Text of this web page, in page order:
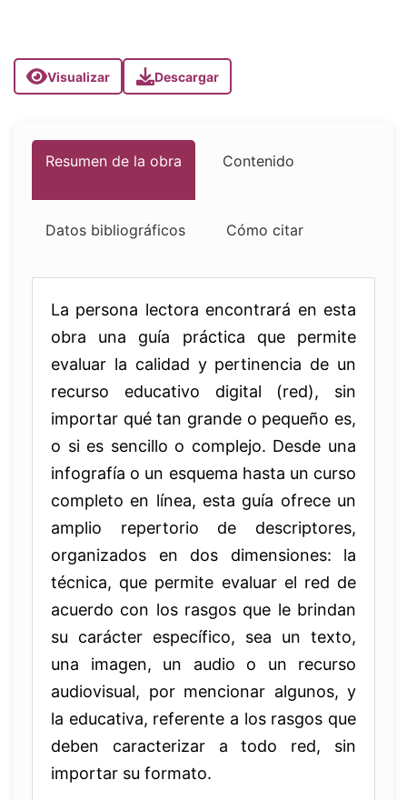
Visualizar Descargar
Resumen de la obra Contenido
Datos bibliográficos Cómo citar
La persona lectora encontrará en esta
obra una guía práctica que permite
evaluar la calidad y pertinencia de un
recurso educativo digital (red), sin
importar qué tan grande o pequeño es,
o si es sencillo o complejo. Desde una
infografía o un esquema hasta un curso
completo en línea, esta guía ofrece un
amplio repertorio de descriptores,
organizados en dos dimensiones: la
técnica, que permite evaluar el red de
acuerdo con los rasgos que le brindan
su carácter específico, sea un texto,
una imagen, un audio o un recurso
audiovisual, por mencionar algunos, y
la educativa, referente a los rasgos que
deben caracterizar a todo red, sin
importar su formato.